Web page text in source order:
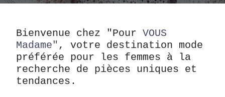
Bienvenue chez "Pour VOUS
Madame" , votre destination mode
préférée pour les femmes à la
recherche de pièces uniques et
tendances.